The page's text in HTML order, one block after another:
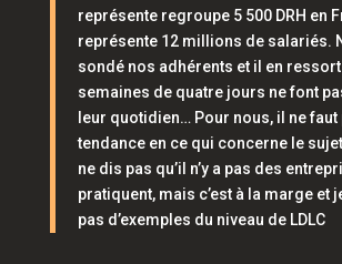
représente regroupe 5 500 DRH en
représente 12 millions de salariés.
sondé nos adhérents et il en
semaines de quatre jours ne font
leur quotidien… Pour nous, il ne
tendance en ce qui concerne le
ne dis pas qu’il n’y a pas des
pratiquent, mais c’est à la marge et
pas d’exemples du niveau de LDLC